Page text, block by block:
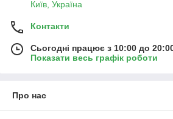
Київ, Україна
Контакти
Сьогодні працює з 10:00 до
Показати весь графік роботи
Про нас